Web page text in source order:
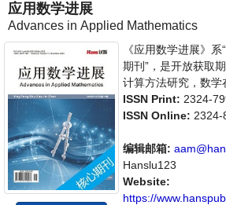
应用数学进展
Advances in Applied Mathematics
《应用数学进展》
期刊”，是开放获取
计算方法研究，数学
应用的学术论文和成
新、学术创新，倡导
家、学者、科研人员
论应用数学领域内不
平台。
ISSN Print: 2324-
ISSN Online: 2324-
编辑邮箱:
Hanslu123
Website:
https://